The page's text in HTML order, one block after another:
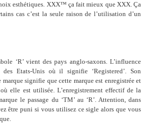
esthétiques. XXX™ ça fait mieux que XXX. Ça
cas c’est la seule raison de l’utilisation d’un
‘R’ vient des pays anglo-saxons. L’influence
des Etats-Unis où il signifie ‘Registered’. Son
signifie que cette marque est enregistrée et
elle est utilisée. L’enregistrement effectif de la
le passage du ‘TM’ au ‘R’. Attention, dans
être puni si vous utilisez ce sigle alors que vous